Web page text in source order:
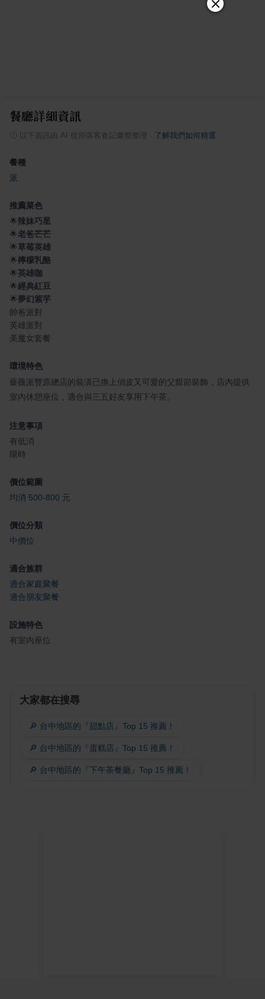
餐廳詳細資訊
ⓘ 以下資訊由 AI 從部落客食記彙整整理 了解我們如何精選
餐種
派
推薦菜色
🌟辣妹巧星
🌟老爸芒芒
🌟草莓英雄
🌟檸檬乳酪
🌟英雄咖
🌟經典紅豆
🌟夢幻紫芋
帥爸派對
英雄派對
美魔女套餐
環境特色
薔薇派豐原總店的裝潢已換上俏皮又可愛的父親節裝飾，店內提供
室內休憩座位，適合與三五好友享用下午茶。
注意事項
有低消
限時
價位範圍
均消 500-800 元
價位分類
中價位
適合族群
適合家庭聚餐
適合朋友聚餐
設施特色
有室內座位
大家都在搜尋
🔎 台中地區的『甜點店』Top 15 推薦！
🔎 台中地區的『蛋糕店』Top 15 推薦！
🔎 台中地區的『下午茶餐廳』Top 15 推薦！